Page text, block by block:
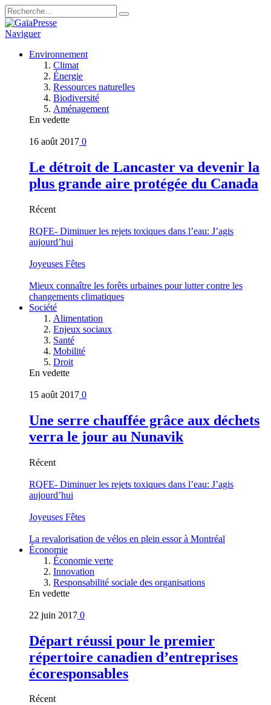
Naviguer
Environnement
Climat
Énergie
Ressources naturelles
Biodiversité
Aménagement
En vedette
16 août 2017 0
Le détroit de Lancaster va devenir la
plus grande aire protégée du Canada
Récent
RQFE- Diminuer les rejets toxiques dans l’eau: J’agis
aujourd’hui
Joyeuses Fêtes
Mieux connaître les forêts urbaines pour lutter contre les
changements climatiques
Société
Alimentation
Enjeux sociaux
Santé
Mobilité
Droit
En vedette
15 août 2017 0
Une serre chauffée grâce aux déchets
verra le jour au Nunavik
Récent
RQFE- Diminuer les rejets toxiques dans l’eau: J’agis
aujourd’hui
Joyeuses Fêtes
La revalorisation de vélos en plein essor à Montréal
Économie
Économie verte
Innovation
Responsabilité sociale des organisations
En vedette
22 juin 2017 0
Départ réussi pour le premier
répertoire canadien d’entreprises
écoresponsables
Récent